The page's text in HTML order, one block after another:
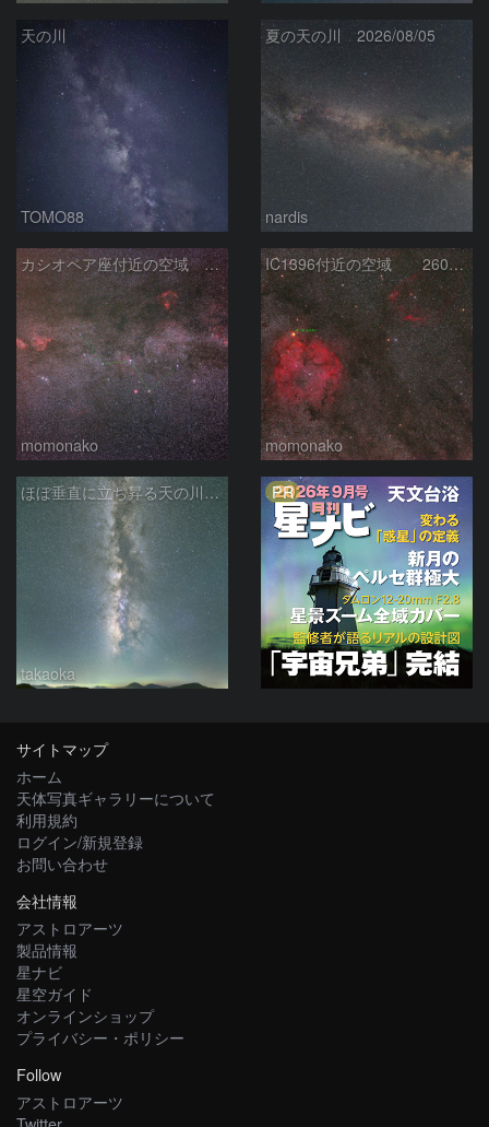
天の川
TOMO88
夏の天の川 2026/08/05
nardis
カシオペア座付近の空域 260720
momonako
IC1396付近の空域 260720
momonako
ほぼ垂直に立ち昇る天の川銀河
takaoka
PR
サイトマップ
ホーム
天体写真ギャラリーについて
利用規約
ログイン/新規登録
お問い合わせ
会社情報
アストロアーツ
製品情報
星ナビ
星空ガイド
オンラインショップ
プライバシー・ポリシー
Follow
アストロアーツ